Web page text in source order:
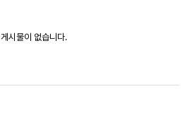
게시물이 없습니다.